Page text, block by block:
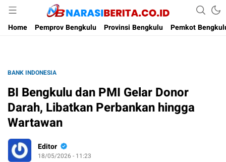
Narasi Berita
Home
Pemprov Bengkulu Provinsi Bengkulu Pemkot
BANK INDONESIA
BI Bengkulu dan PMI Gelar Donor
Darah, Libatkan Perbankan hingga
Wartawan
Editor
18/05/2026 - 11:23